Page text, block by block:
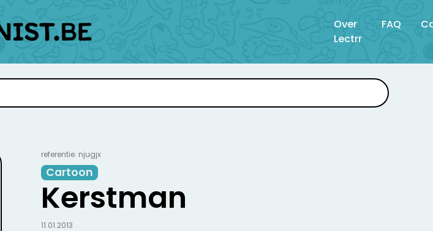
Over
Lectrr
FAQ
referentie: njugjx
Cartoon
Kerstman
11.01.2013